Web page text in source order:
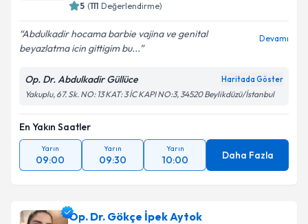
5 (111 Değerlendirme)
Abdulkadir hocama barbie vajina ve genital
beyazlatma icin gittigim bu...
Devamı
Op. Dr. Abdulkadir Güllüce Haritada Göster
Yakuplu, 67. Sk. NO: 13 KAT: 3 İC KAPI NO:3, 34520 Beylikdüzü/İstanbul
En Yakın Saatler
Yarın
09:00
Yarın
09:30
Yarın
10:00 Daha Fazla
Op. Dr. Gökçe İpek Aytok